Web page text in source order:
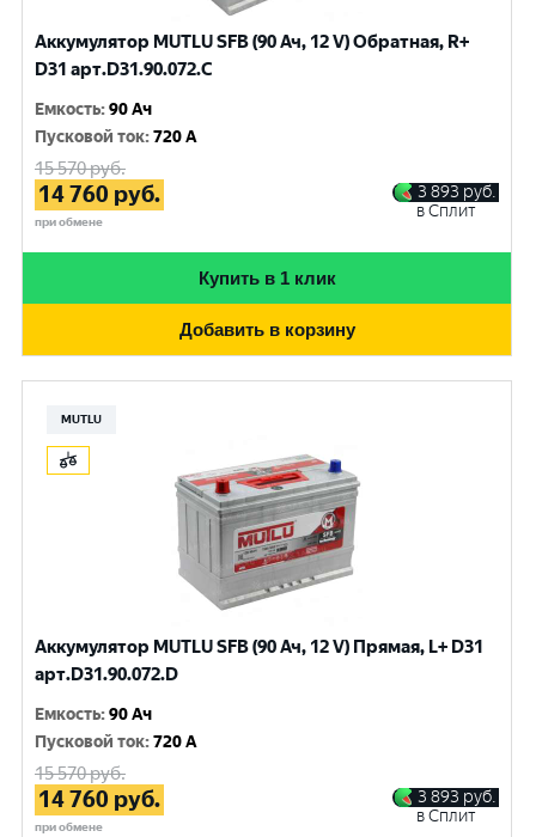
Аккумулятор MUTLU SFB (90 Ач, 12 V) Обратная, R+
D31 арт.D31.90.072.C
Емкость:90 Ач
Пусковой ток:720 A
15 570руб.
14 760 руб.
при обмене
3 893 руб.
в Сплит
Купить в 1 клик
Добавить в корзину
MUTLU
Аккумулятор MUTLU SFB (90 Ач, 12 V) Прямая, L+ D31
арт.D31.90.072.D
Емкость:90 Ач
Пусковой ток:720 A
15 570руб.
14 760 руб.
при обмене
3 893 руб.
в Сплит